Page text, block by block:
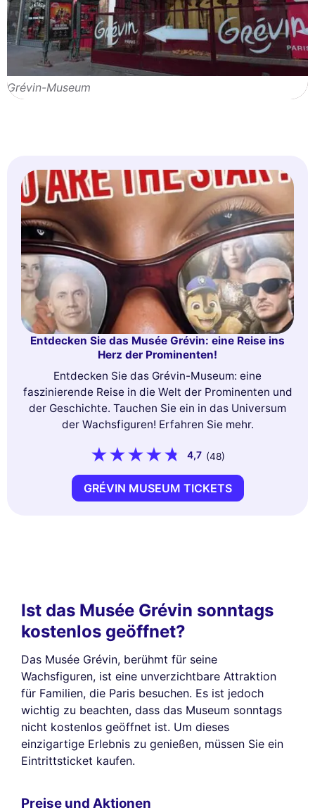
Grévin-Museum
Entdecken Sie das Musée Grévin: eine Reise ins
Herz der Prominenten!
Entdecken Sie das Grévin-Museum: eine
faszinierende Reise in die Welt der Prominenten und
der Geschichte. Tauchen Sie ein in das Universum
der Wachsfiguren! Erfahren Sie mehr.
4,7 (48)
GRÉVIN MUSEUM TICKETS
Ist das Musée Grévin sonntags
kostenlos geöffnet?
Das Musée Grévin, berühmt für seine
Wachsfiguren, ist eine unverzichtbare Attraktion
für Familien, die Paris besuchen. Es ist jedoch
wichtig zu beachten, dass das Museum sonntags
nicht kostenlos geöffnet ist. Um dieses
einzigartige Erlebnis zu genießen, müssen Sie ein
Eintrittsticket kaufen.
Preise und Aktionen